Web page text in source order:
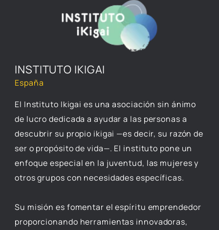
INSTITUTO IKIGAI
España
El Instituto Ikigai es una asociación sin ánimo
de lucro dedicada a ayudar a las personas a
descubrir su propio ikigai —es decir, su razón de
ser o propósito de vida—. El instituto pone un
enfoque especial en la juventud, las mujeres y
otros grupos con necesidades específicas.
Su misión es fomentar el espíritu emprendedor
proporcionando herramientas innovadoras,